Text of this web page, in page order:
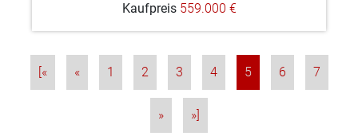
Kaufpreis 559.000 €
[« « 1 2 3 4 5 6 7
» »]